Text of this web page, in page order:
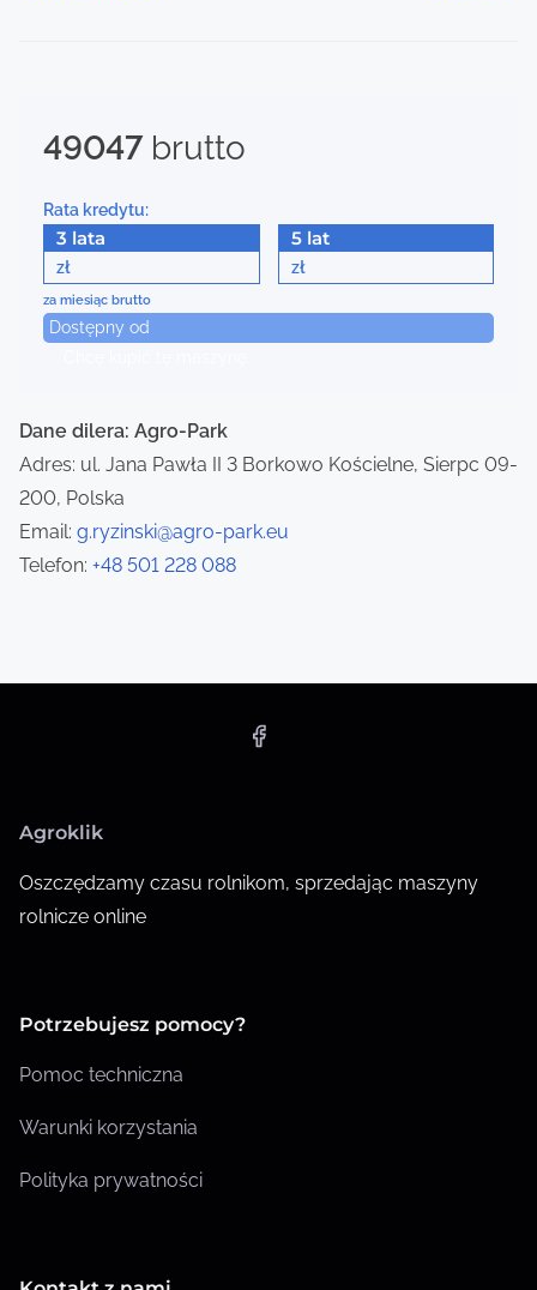
t
i
o
49047brutto
Rata kredytu:
3 lata
zł
5 lat
zł
za miesiąc brutto
Dostępny od
Dane dilera: Agro-Park
Adres: ul. Jana Pawła II 3 Borkowo Kościelne, Sierpc 09-
200, Polska
Email: g.ryzinski@agro-park.eu
Telefon: +48 501 228 088
Agroklik
Oszczędzamy czasu rolnikom, sprzedając maszyny
rolnicze online
Potrzebujesz pomocy?
Pomoc techniczna
Warunki korzystania
Polityka prywatności